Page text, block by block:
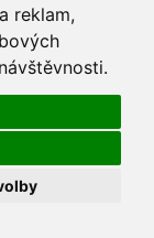
reklam,